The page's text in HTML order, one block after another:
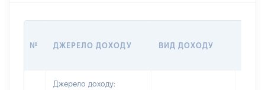
№ ДЖЕРЕЛО ДОХОДУ ВИД ДОХОДУ
Джерело доходу: